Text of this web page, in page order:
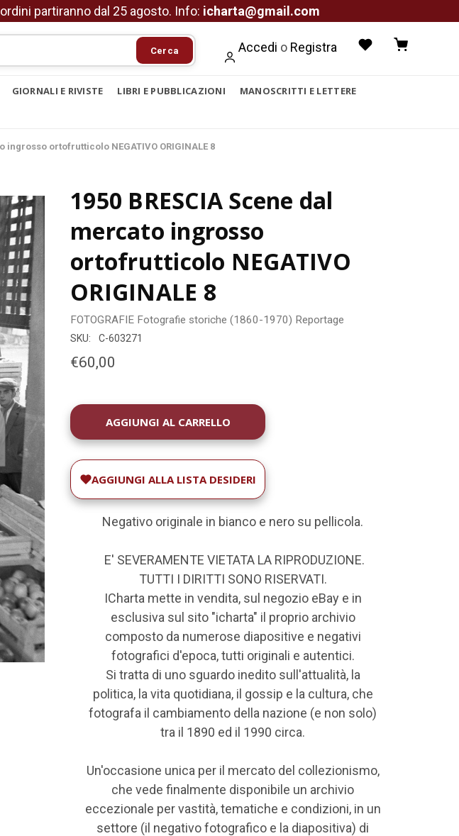
ordini partiranno dal 25 agosto. Info: icharta@gmail.com
Cerca Accedi o Registra
GIORNALI E RIVISTE LIBRI E PUBBLICAZIONI
MANOSCRITTI E LETTERE
ingrosso ortofrutticolo NEGATIVO ORIGINALE 8
1950 BRESCIA Scene dal
mercato ingrosso
ortofrutticolo NEGATIVO
ORIGINALE 8
FOTOGRAFIE Fotografie storiche (1860-1970) Reportage
SKU: C-603271
€60,00
DISPONIBILITÀ
ATTUALE:
AGGIUNGI ALLA LISTA DESIDERI
Negativo originale in bianco e nero su pellicola.
E' SEVERAMENTE VIETATA LA RIPRODUZIONE.
TUTTI I DIRITTI SONO RISERVATI.
ICharta mette in vendita, sul negozio eBay e in
esclusiva sul sito "icharta" il proprio archivio
composto da numerose diapositive e negativi
fotografici d'epoca, tutti originali e autentici.
Si tratta di uno sguardo inedito sull'attualità, la
politica, la vita quotidiana, il gossip e la cultura, che
fotografa il cambiamento della nazione (e non solo)
tra il 1890 ed il 1990 circa.
Un'occasione unica per il mercato del collezionismo,
che vede finalmente disponibile un archivio
eccezionale per vastità, tematiche e condizioni, in un
settore (il negativo fotografico e la diapositiva) di